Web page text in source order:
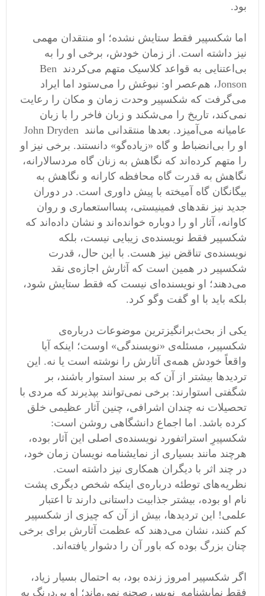
بود.
اما شکسپیر فقط ستایش نشده؛ او منتقدان مهمی
نیز داشته است. از زمان خودش، برخی او را به
بی‌اعتنایی به قواعد کلاسیک متهم می‌کردند Ben
Jonson، هم‌عصر او: نبوغش را می‌ستود اما ایراد
می‌گرفت که شکسپیر وحدت زمان و مکان را رعایت
نمی‌کند، تاریخ را می‌شکند و زبان فاخر را با زبان
او را بی‌انضباط و گاه «زیاده‌گو» دانستند. برخی نیز او
را متهم کرده‌اند که نگاهش به زنان گاه مردسالارانه،
نگاهش به قدرت گاه محافظه ‌کارانه و نگاهش به
بیگانگان گاه آمیخته با پیش‌ داوری است. در دوران
جدید نیز نقدهای فمینیستی، پسااستعماری و روان
‌کاوانه، آثار او را دوباره خوانده‌اند و نشان داده‌اند که
شکسپیر فقط نویسنده‌ی زیبایی نیست، بلکه
نویسنده‌ی تناقض نیز هست. با این حال، قدرت
شکسپیر در همین است که آثارش اجازه‌ی نقد
می‌دهند؛ او نویسنده‌ای نیست که فقط ستایش شود،
بلکه باید با او گفت ‌وگو کرد.
یکی از بحث‌برانگیزترین موضوعات درباره‌ی
شکسپیر، مسئله‌ی «نویسندگی» اوست؛ اینکه آیا
واقعاً خودش همه‌ی آثارش را نوشته است یا نه. این
تردیدها بیشتر از آن ‌که بر سند استوار باشند، بر
شگفتی استوارند: برخی نمی‌توانند بپذیرند که مردی با
تحصیلات نه ‌چندان اشرافی، چنین آثار عظیمی خلق
کرده باشد. اما اجماع دانشگاهی روشن است:
شکسپیرِ استراتفورد نویسنده‌ی اصلی این آثار بوده،
هرچند مانند بسیاری از نمایشنامه ‌نویسان زمان خود،
در چند اثر با دیگران همکاری نیز داشته است.
نظریه‌های توطئه درباره‌ی اینکه شخص دیگری پشت
نام او بوده، بیشتر جذابیت داستانی دارند تا اعتبار
علمی! این تردیدها، بیش از آن ‌که چیزی از شکسپیر
کم کنند، نشان می‌دهند که عظمت آثارش برای برخی
چنان بزرگ بوده که باور آن را دشوار یافته‌اند.
اگر شکسپیر امروز زنده بود، به احتمال بسیار زیاد،
فقط نمایشنامه ‌نویس صحنه نمی‌ماند؛ او بی‌درنگ به